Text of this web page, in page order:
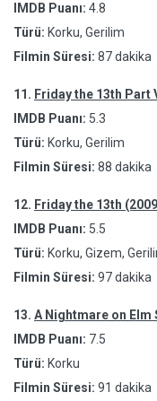
IMDB Puanı: 4.8
Türü: Korku, Gerilim
Filmin Süresi: 87 dakika
11. Friday the 13th Part
IMDB Puanı: 5.3
Türü: Korku, Gerilim
Filmin Süresi: 88 dakika
12. Friday the 13th
IMDB Puanı: 5.5
Türü: Korku, Gizem,
Filmin Süresi: 97 dakika
13. A Nightmare on Elm
IMDB Puanı: 7.5
Türü: Korku
Filmin Süresi: 91 dakika